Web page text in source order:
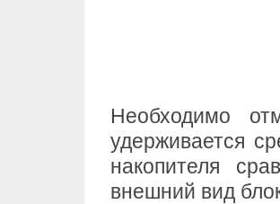
Необходимо
удерживается
накопителя
внешний вид